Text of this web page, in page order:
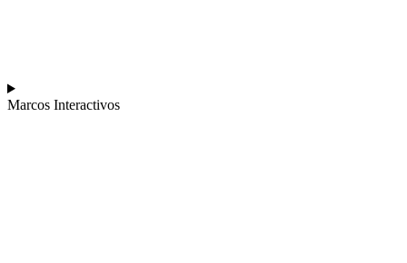
Marcos Interactivos